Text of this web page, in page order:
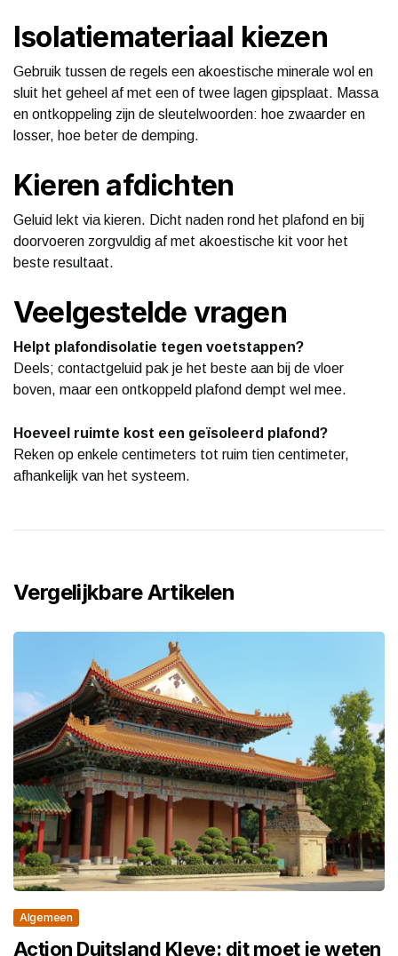
Isolatiemateriaal kiezen
Gebruik tussen de regels een akoestische minerale wol en
sluit het geheel af met een of twee lagen gipsplaat. Massa
en ontkoppeling zijn de sleutelwoorden: hoe zwaarder en
losser, hoe beter de demping.
Kieren afdichten
Geluid lekt via kieren. Dicht naden rond het plafond en bij
doorvoeren zorgvuldig af met akoestische kit voor het
beste resultaat.
Veelgestelde vragen
Helpt plafondisolatie tegen voetstappen?
Deels; contactgeluid pak je het beste aan bij de vloer
boven, maar een ontkoppeld plafond dempt wel mee.
Hoeveel ruimte kost een geïsoleerd plafond?
Reken op enkele centimeters tot ruim tien centimeter,
afhankelijk van het systeem.
Vergelijkbare Artikelen
Algemeen
Action Duitsland Kleve: dit moet je weten